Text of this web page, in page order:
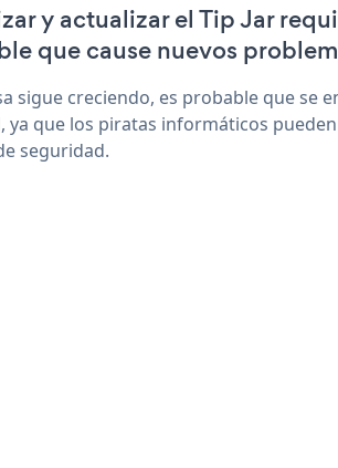
y actualizar el Tip Jar
que cause nuevos
sigue creciendo, es probable que se
ya que los piratas informáticos
seguridad.